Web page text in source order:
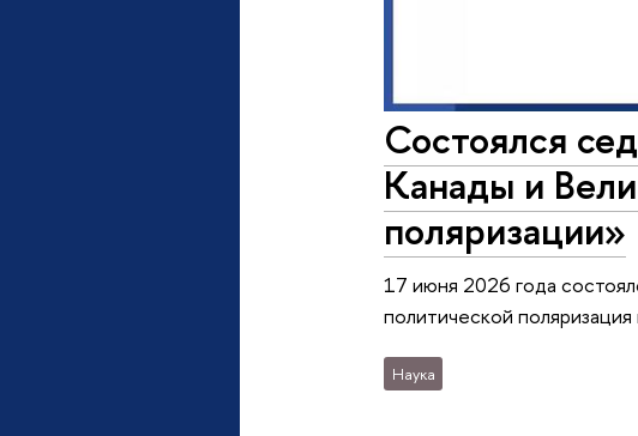
Состоялся
Канады и
поляризации»
17 июня 2026 года
политической
Наука